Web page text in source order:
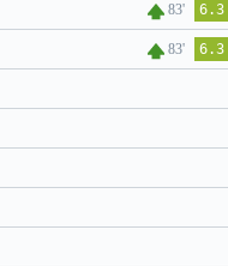
83' 6.3
83' 6.3